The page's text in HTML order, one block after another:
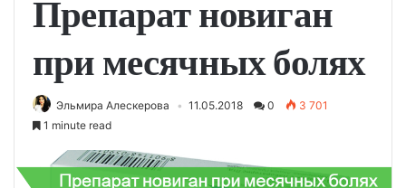
Препарат новиган
при месячных болях
Эльмира Алескерова 11.05.2018 0
3 701
1 minute read